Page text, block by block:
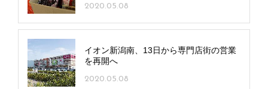
2020.05.08
イオン新潟南、13日から専門店街の営業
を再開へ
2020.05.08